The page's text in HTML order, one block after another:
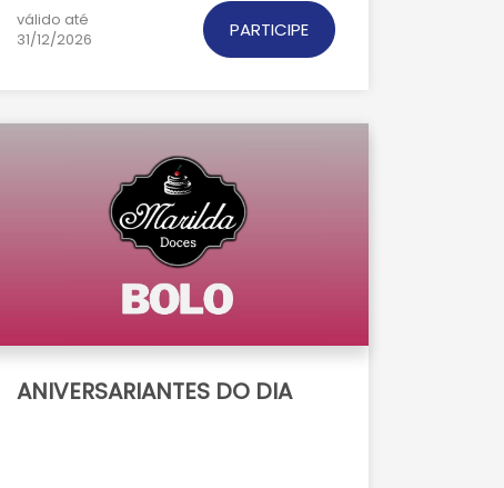
válido até
31/12/2026
PARTICIPE
ANIVERSARIANTES DO DIA